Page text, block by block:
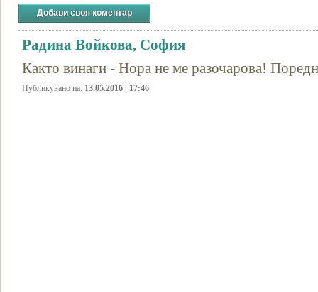
Добави своя коментар
Радина Войкова, София
Както винаги - Нора не ме разочарова!
Публикувано на: 13.05.2016 | 17:46